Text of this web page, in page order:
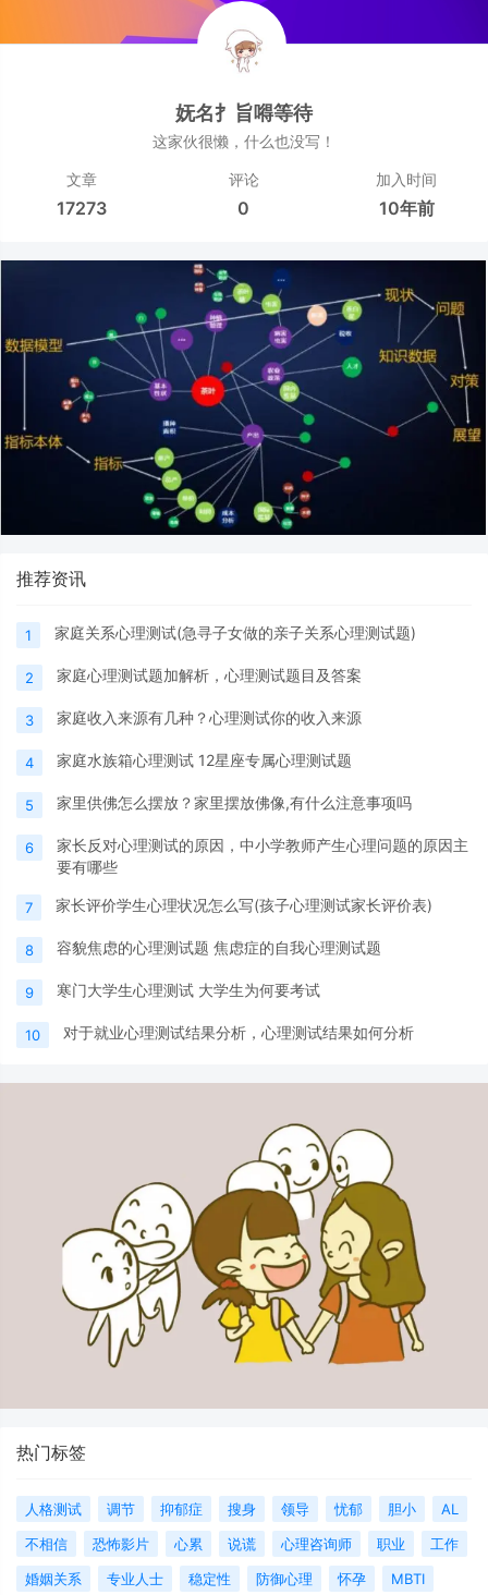
妩名扌旨嘚等待
这家伙很懒，什么也没写！
文章
17273
评论
0
加入时间
10年前
推荐资讯
1 家庭关系心理测试(急寻子女做的亲子关系心理测试题)
2 家庭心理测试题加解析，心理测试题目及答案
3 家庭收入来源有几种？心理测试你的收入来源
4 家庭水族箱心理测试 12星座专属心理测试题
5 家里供佛怎么摆放？家里摆放佛像,有什么注意事项吗
6
家长反对心理测试的原因，中小学教师产生心理问题的原因主
要有哪些
7 家长评价学生心理状况怎么写(孩子心理测试家长评价表)
8 容貌焦虑的心理测试题 焦虑症的自我心理测试题
9 寒门大学生心理测试 大学生为何要考试
10 对于就业心理测试结果分析，心理测试结果如何分析
热门标签
人格测试 调节 抑郁症 搜身 领导 忧郁 胆小
AL
不相信
恐怖影片 心累 说谎 心理咨询师 职业
工作
婚姻关系
专业人士 稳定性 防御心理 怀孕
MBTI